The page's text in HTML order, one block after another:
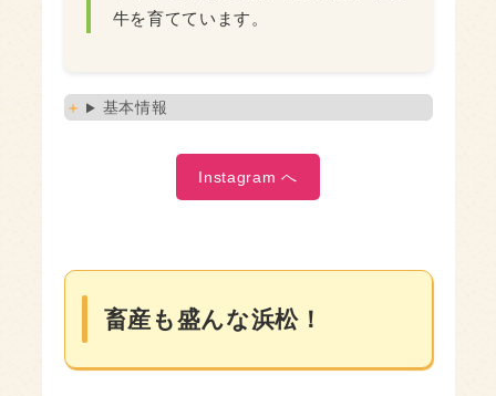
牛を育てています。
基本情報
Instagram へ
畜産も盛んな浜松！